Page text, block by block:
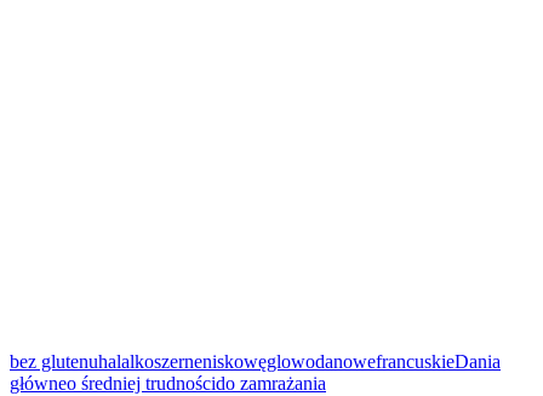
Pokaż szczegóły
bez glutenuhalalkoszerneniskowęglowodanowefrancuskieDania
główneo średniej trudnoścido zamrażania